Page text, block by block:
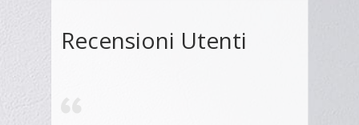
Recensioni Utenti